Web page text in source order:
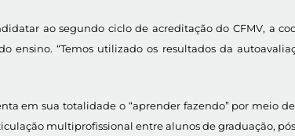
ao segundo ciclo de acreditação do CFMV, a
“Temos utilizado os resultados da
em sua totalidade o “aprender fazendo” por meio
multiprofissional entre alunos de graduação,